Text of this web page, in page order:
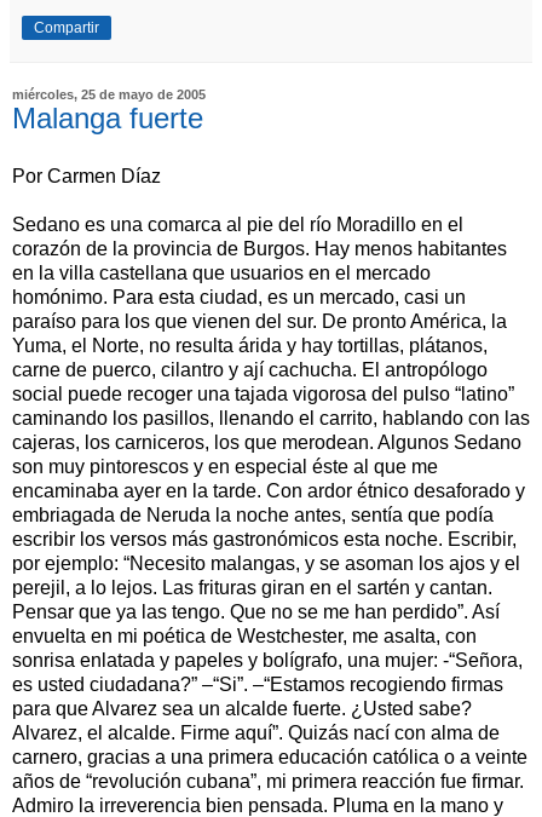
Compartir
miércoles, 25 de mayo de 2005
Malanga fuerte
Por Carmen Díaz
Sedano es una comarca al pie del río Moradillo en el
corazón de la provincia de Burgos. Hay menos habitantes
en la villa castellana que usuarios en el mercado
homónimo. Para esta ciudad, es un mercado, casi un
paraíso para los que vienen del sur. De pronto América, la
Yuma, el Norte, no resulta árida y hay tortillas, plátanos,
carne de puerco, cilantro y ají cachucha. El antropólogo
social puede recoger una tajada vigorosa del pulso “latino”
caminando los pasillos, llenando el carrito, hablando con las
cajeras, los carniceros, los que merodean. Algunos Sedano
son muy pintorescos y en especial éste al que me
encaminaba ayer en la tarde. Con ardor étnico desaforado y
embriagada de Neruda la noche antes, sentía que podía
escribir los versos más gastronómicos esta noche. Escribir,
por ejemplo: “Necesito malangas, y se asoman los ajos y el
perejil, a lo lejos. Las frituras giran en el sartén y cantan.
Pensar que ya las tengo. Que no se me han perdido”. Así
envuelta en mi poética de Westchester, me asalta, con
sonrisa enlatada y papeles y bolígrafo, una mujer: -“Señora,
es usted ciudadana?” –“Si”. –“Estamos recogiendo firmas
para que Alvarez sea un alcalde fuerte. ¿Usted sabe?
Alvarez, el alcalde. Firme aquí”. Quizás nací con alma de
carnero, gracias a una primera educación católica o a veinte
años de “revolución cubana”, mi primera reacción fue firmar.
Admiro la irreverencia bien pensada. Pluma en la mano y